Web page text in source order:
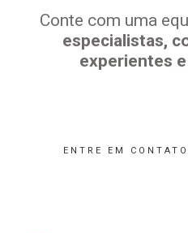
Conte com uma
especialistas,
experientes
ENTRE EM